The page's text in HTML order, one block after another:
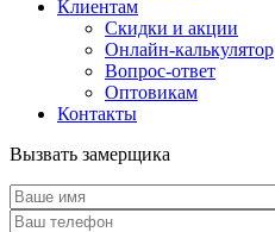
Клиентам
Скидки и акции
Онлайн-калькулятор
Вопрос-ответ
Оптовикам
Контакты
Вызвать замерщика